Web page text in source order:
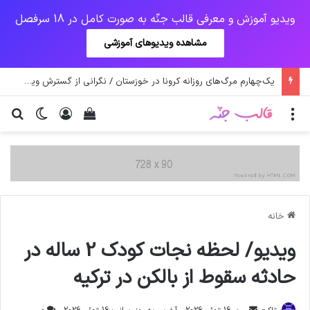
ویدیو آموزش و معرفی قالب جنّه به صورت کامل در 18 سرفصل
مشاهده ویدیوهای آموزشی
اولیانوف: صدور قطعنامه‌های علیه ایران احیای برجام را دشوار می‌کند
تغییر ورود
دیدن سبد خرید منو
خانه
ویدیو/ لحظه نجات کودک 2 ساله در
حادثه سقوط از بالکن در ترکیه